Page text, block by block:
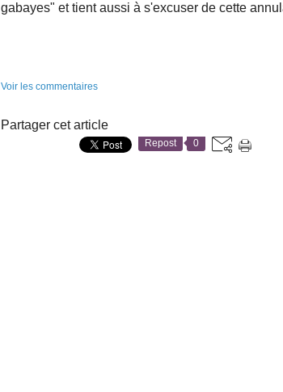
gabayes" et tient aussi à s'excuser de cette
Voir les commentaires
Partager cet article
Repost 0